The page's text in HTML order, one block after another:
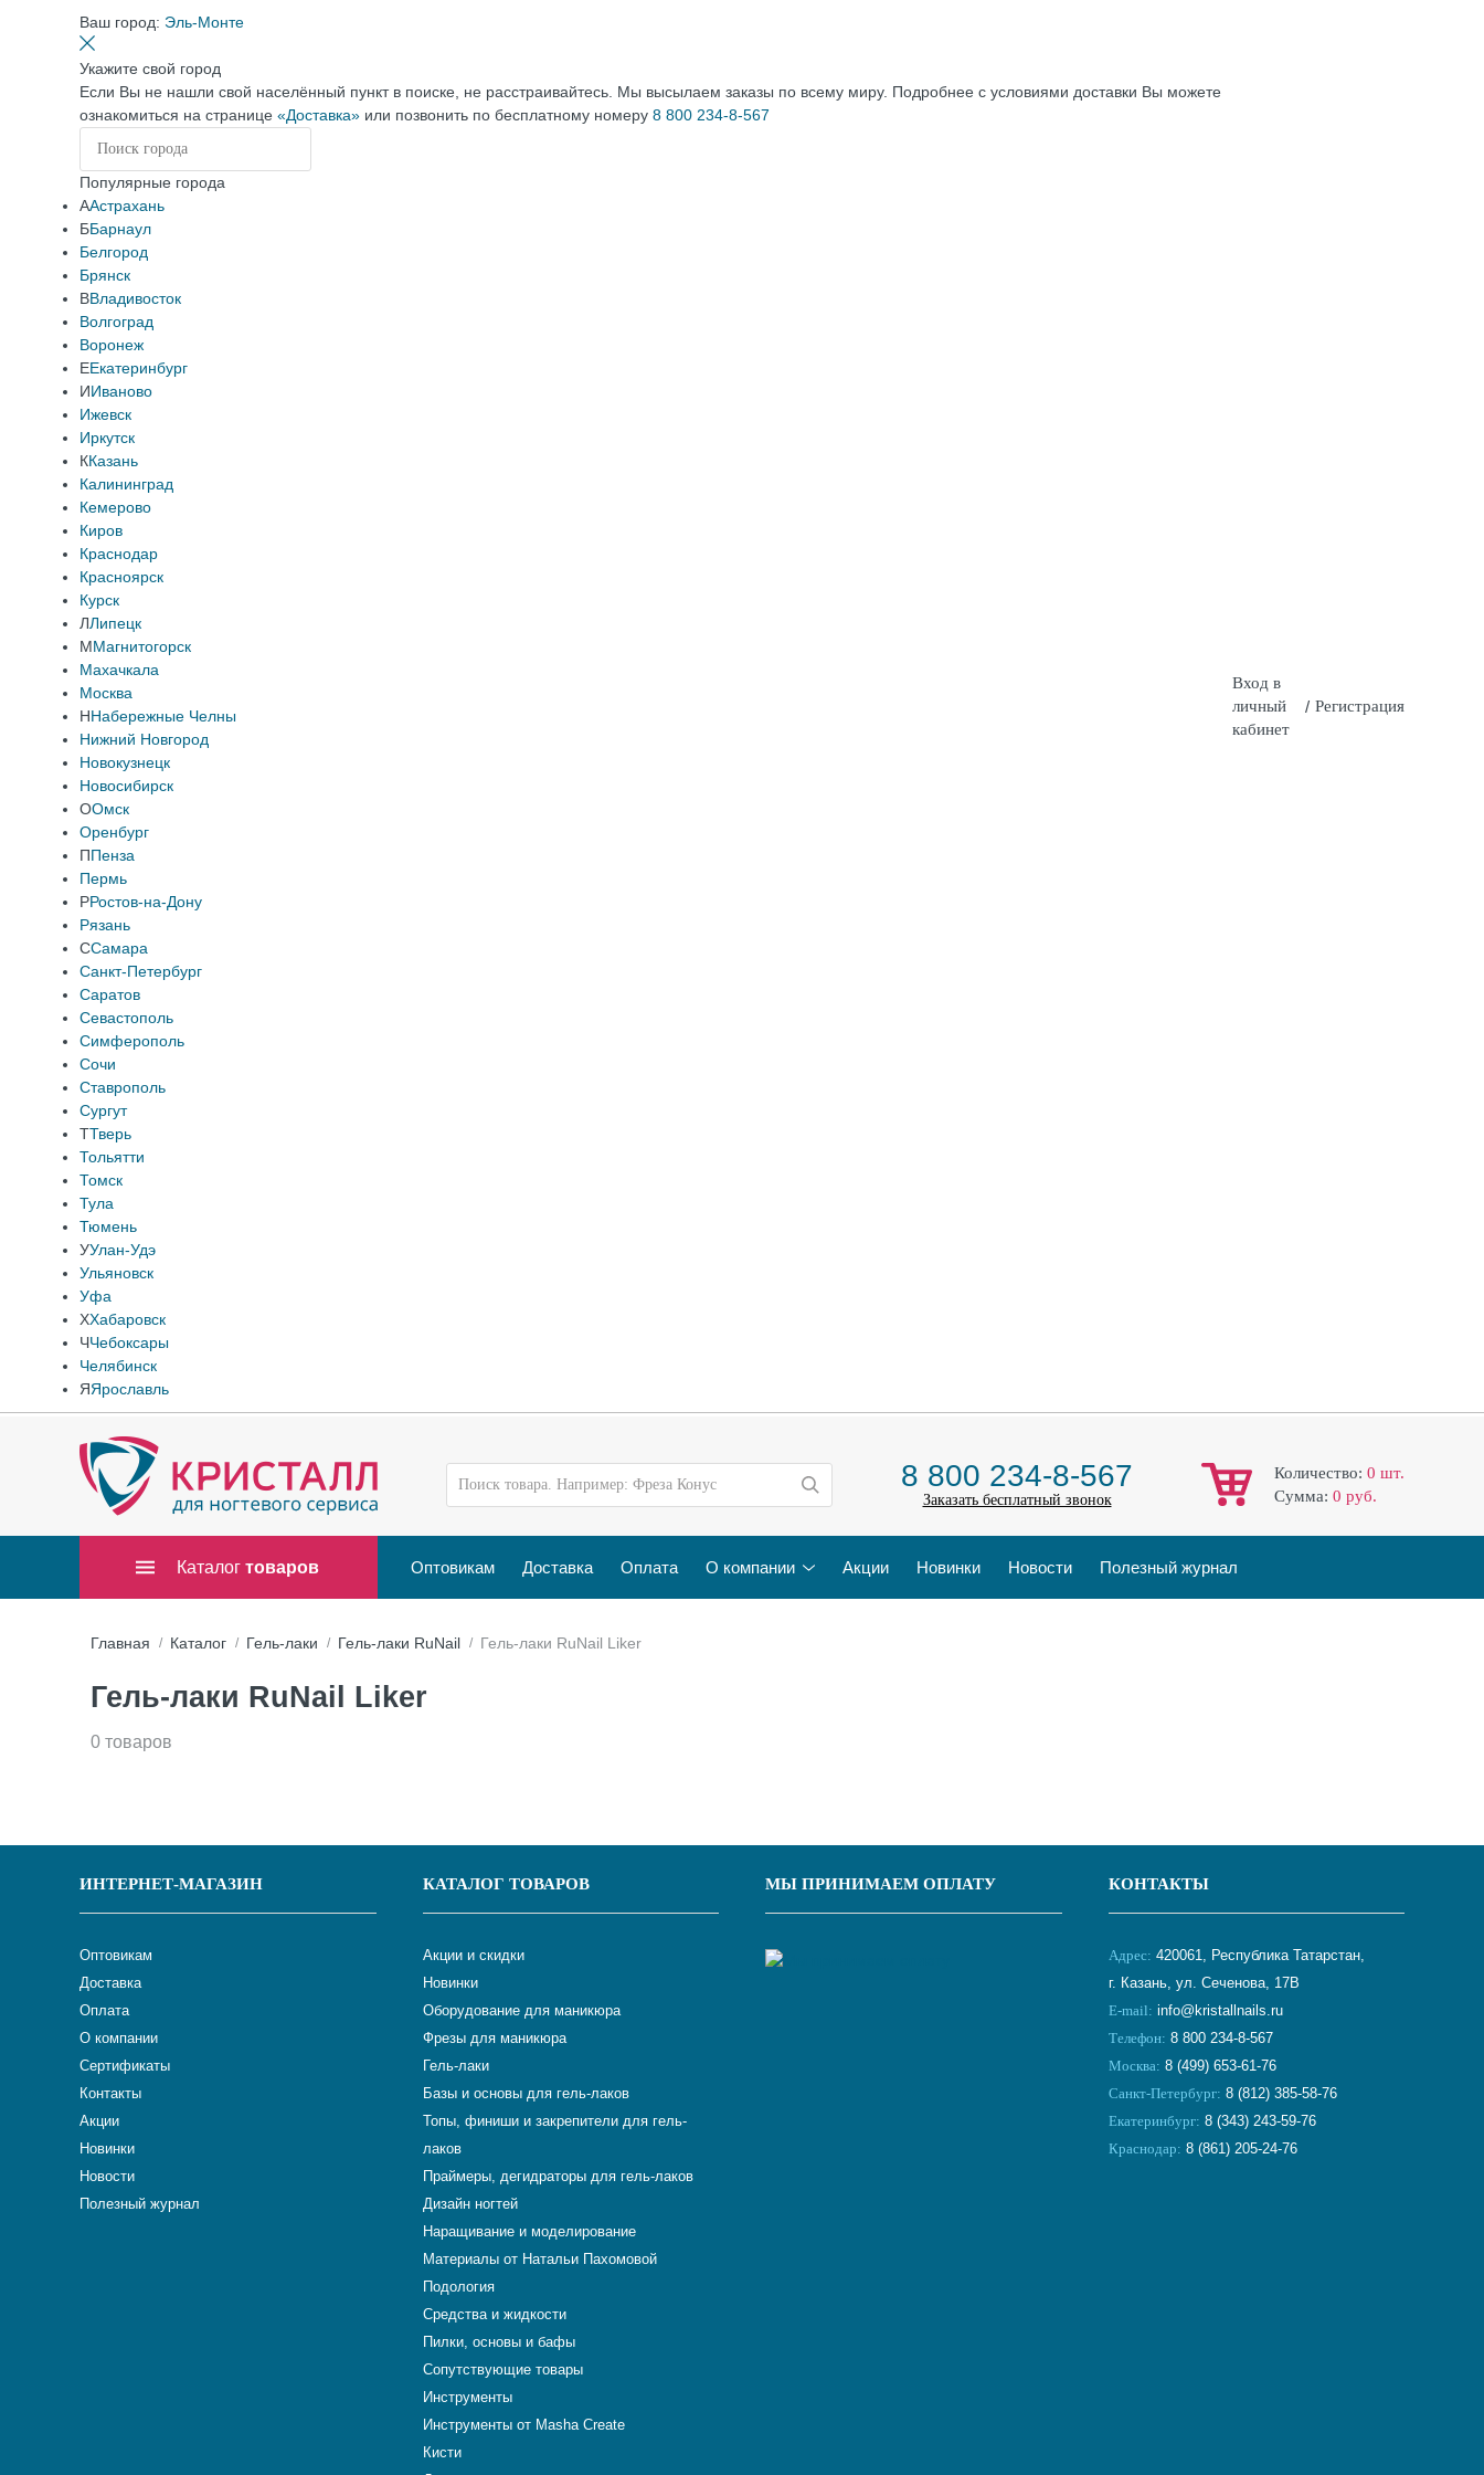
Ваш город: Эль-Монте
Укажите свой город
Если Вы не нашли свой населённый пункт в поиске, не расстраивайтесь. Мы высылаем заказы по всему миру. Подробнее с условиями доставки Вы можете
ознакомиться на странице «Доставка» или позвонить по бесплатному номеру 8 800 234-8-567
Популярные города
ААстрахань
ББарнаул
Белгород
Брянск
ВВладивосток
Волгоград
Воронеж
ЕЕкатеринбург
ИИваново
Ижевск
Иркутск
ККазань
Калининград
Кемерово
Киров
Краснодар
Красноярск
Курск
ЛЛипецк
ММагнитогорск
Махачкала
Москва
ННабережные Челны
Нижний Новгород
Новокузнецк
Новосибирск
ООмск
Оренбург
ППенза
Пермь
РРостов-на-Дону
Рязань
ССамара
Санкт-Петербург
Саратов
Севастополь
Симферополь
Сочи
Ставрополь
Сургут
ТТверь
Тольятти
Томск
Тула
Тюмень
УУлан-Удэ
Ульяновск
Уфа
ХХабаровск
ЧЧебоксары
Челябинск
ЯЯрославль
Вход в
личный
кабинет
/ Регистрация
8 800 234-8-567
Заказать бесплатный звонок
Количество: 0 шт.
Cумма: 0 руб.
Каталог товаров Оптовикам Доставка Оплата О компании Акции Новинки Новости Полезный журнал
Главная Каталог Гель-лаки Гель-лаки RuNail Гель-лаки RuNail Liker
Гель-лаки RuNail Liker
0 товаров
ИНТЕРНЕТ-МАГАЗИН
Оптовикам
Доставка
Оплата
О компании
Сертификаты
Контакты
Акции
Новинки
Новости
Полезный журнал
КАТАЛОГ ТОВАРОВ
Акции и скидки
Новинки
Оборудование для маникюра
Фрезы для маникюра
Гель-лаки
Базы и основы для гель-лаков
Топы, финиши и закрепители для гель-
лаков
Праймеры, дегидраторы для гель-лаков
Дизайн ногтей
Наращивание и моделирование
Материалы от Натальи Пахомовой
Подология
Средства и жидкости
Пилки, основы и бафы
Сопутствующие товары
Инструменты
Инструменты от Masha Create
Кисти
МЫ ПРИНИМАЕМ ОПЛАТУ КОНТАКТЫ
Адрес: 420061, Республика Татарстан,
г. Казань, ул. Сеченова, 17В
E-mail: info@kristallnails.ru
Телефон: 8 800 234-8-567
Москва: 8 (499) 653-61-76
Санкт-Петербург: 8 (812) 385-58-76
Екатеринбург: 8 (343) 243-59-76
Краснодар: 8 (861) 205-24-76